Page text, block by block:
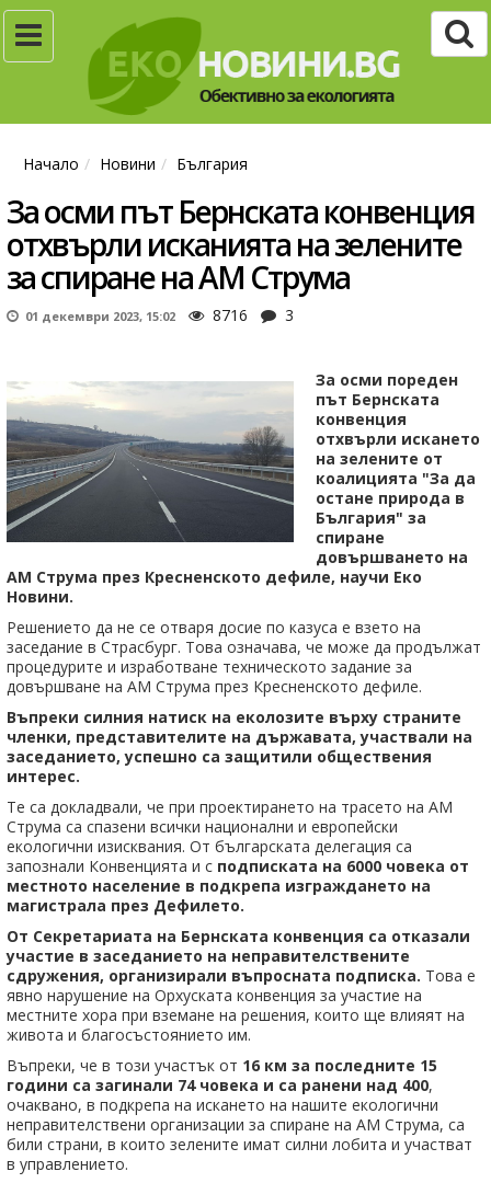
Начало Новини България
За осми път Бернската конвенция
отхвърли исканията на зелените
за спиране на АМ Струма
01 декември 2023, 15:02 8716 3
За осми пореден
път Бернската
конвенция
отхвърли искането
на зелените от
коалицията "За да
остане природа в
България" за
спиране
довършването на
АМ Струма през Кресненското дефиле, научи Еко
Новини.
Решението да не се отваря досие по казуса е взето на
заседание в Страсбург. Това означава, че може да продължат
процедурите и изработване техническото задание за
довършване на АМ Струма през Кресненското дефиле.
Въпреки силния натиск на еколозите върху страните
членки, представителите на държавата, участвали на
заседанието, успешно са защитили обществения
интерес.
Те са докладвали, че при проектирането на трасето на АМ
Струма са спазени всички национални и европейски
екологични изисквания. От българската делегация са
запознали Конвенцията и с подписката на 6000 човека от
местното население в подкрепа изграждането на
магистрала през Дефилето.
От Секретариата на Бернската конвенция са отказали
участие в заседанието на неправителствените
сдружения, организирали въпросната подписка. Това е
явно нарушение на Орхуската конвенция за участие на
местните хора при вземане на решения, които ще влияят на
живота и благосъстоянието им.
Въпреки, че в този участък от 16 км за последните 15
години са загинали 74 човека и са ранени над 400,
очаквано, в подкрепа на искането на нашите екологични
неправителствени организации за спиране на АМ Струма, са
били страни, в които зелените имат силни лобита и участват
в управлението.